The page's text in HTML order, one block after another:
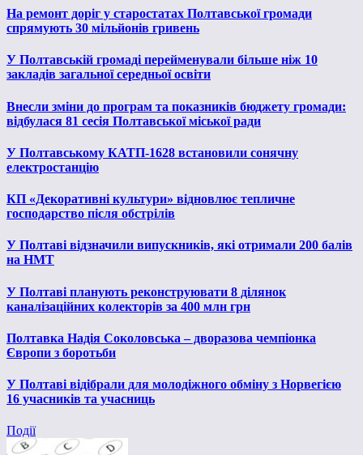
На ремонт доріг у старостатах Полтавської громади
спрямують 30 мільйонів гривень
У Полтавській громаді перейменували більше ніж 10
закладів загальної середньої освіти
Внесли зміни до програм та показників бюджету громади:
відбулася 81 сесія Полтавської міської ради
У Полтавському КАТП-1628 встановили сонячну
електростанцію
КП «Декоративні культури» відновлює тепличне
господарство після обстрілів
У Полтаві відзначили випускників, які отримали 200 балів
на НМТ
У Полтаві планують реконструювати 8 ділянок
каналізаційних колекторів за 400 млн грн
Полтавка Надія Соколовська – дворазова чемпіонка
Європи з боротьби
У Полтаві відібрали для молодіжного обміну з Норвегією
16 учасників та учасниць
Події